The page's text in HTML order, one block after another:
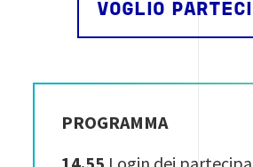
VOGLIO
PROGRAMMA